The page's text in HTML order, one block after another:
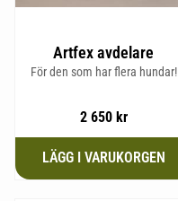
Artfex avdelare
För den som har flera hundar!
2 650kr